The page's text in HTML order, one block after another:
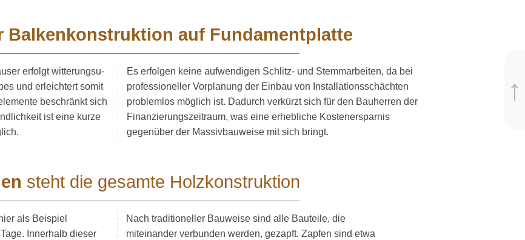
↑
Balken­kon­struktion auf Fundament­platte
erfolgt witterungs­u­
und erleichtert somit
beschränkt sich
ist eine kurze
Es erfolgen keine aufwendigen Schlitz- und Stemma­r­beiten, da bei
profes­si­o­neller Vorplanung der Einbau von Instal­la­ti­ons­schächten
problemlos möglich ist. Dadurch verkürzt sich für den Bauherren der
Finanzie­rungs­zeitraum, was eine erhebliche Kosten­er­sparnis
gegenüber der Massiv­bauweise mit sich bringt.
steht die gesamte Holzkon­struktion
als Beispiel
Innerhalb dieser
Nach traditi­o­neller Bauweise sind alle Bauteile, die
miteinander verbunden werden, gezapft. Zapfen sind etwa